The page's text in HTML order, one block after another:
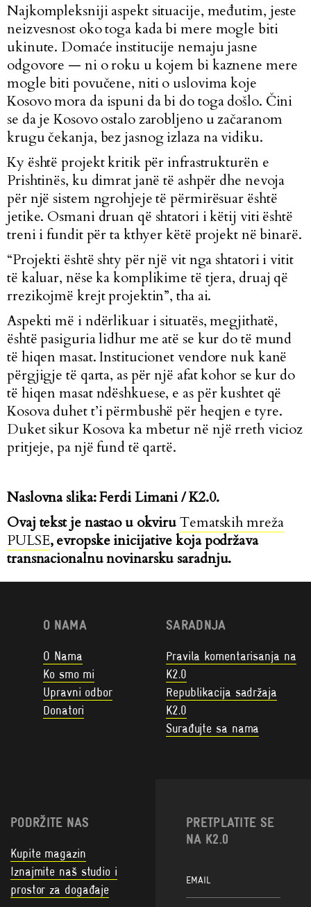
Najkompleksniji aspekt situacije, međutim, jeste
neizvesnost oko toga kada bi mere mogle biti
ukinute. Domaće institucije nemaju jasne
odgovore — ni o roku u kojem bi kaznene mere
mogle biti povučene, niti o uslovima koje
Kosovo mora da ispuni da bi do toga došlo. Čini
se da je Kosovo ostalo zarobljeno u začaranom
krugu čekanja, bez jasnog izlaza na vidiku.
Ky është projekt kritik për infrastrukturën e
Prishtinës, ku dimrat janë të ashpër dhe nevoja
për një sistem ngrohjeje të përmirësuar është
jetike. Osmani druan që shtatori i këtij viti është
treni i fundit për ta kthyer këtë projekt në binarë.
“Projekti është shty për një vit nga shtatori i vitit
të kaluar, nëse ka komplikime të tjera, druaj që
rrezikojmë krejt projektin”, tha ai.
Aspekti më i ndërlikuar i situatës, megjithatë,
është pasiguria lidhur me atë se kur do të mund
të hiqen masat. Institucionet vendore nuk kanë
përgjigje të qarta, as për një afat kohor se kur do
të hiqen masat ndëshkuese, e as për kushtet që
Kosova duhet t’i përmbushë për heqjen e tyre.
Duket sikur Kosova ka mbetur në një rreth vicioz
pritjeje, pa një fund të qartë.
Naslovna slika:Ferdi Limani / K2.0.
Ovaj tekst je nastao u okviruTematskih mreža
PULSE, evropske inicijative koja podržava
transnacionalnu novinarsku saradnju.
O NAMA
O Nama
Ko smo mi
Upravni odbor
Donatori
SARADNJA
Pravila komentarisanja na
K2.0
Republikacija sadržaja
K2.0
Surađujte sa nama
PODRŽITE NAS
Kupite magazin
Iznajmite naš studio i
prostor za događaje
PRETPLATITE SE
NA K2.0